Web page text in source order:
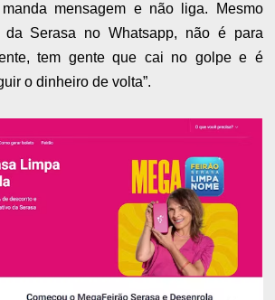
mensagem e não liga. Mesmo
Serasa no Whatsapp, não é para
tem gente que cai no golpe e é
o dinheiro de volta”.